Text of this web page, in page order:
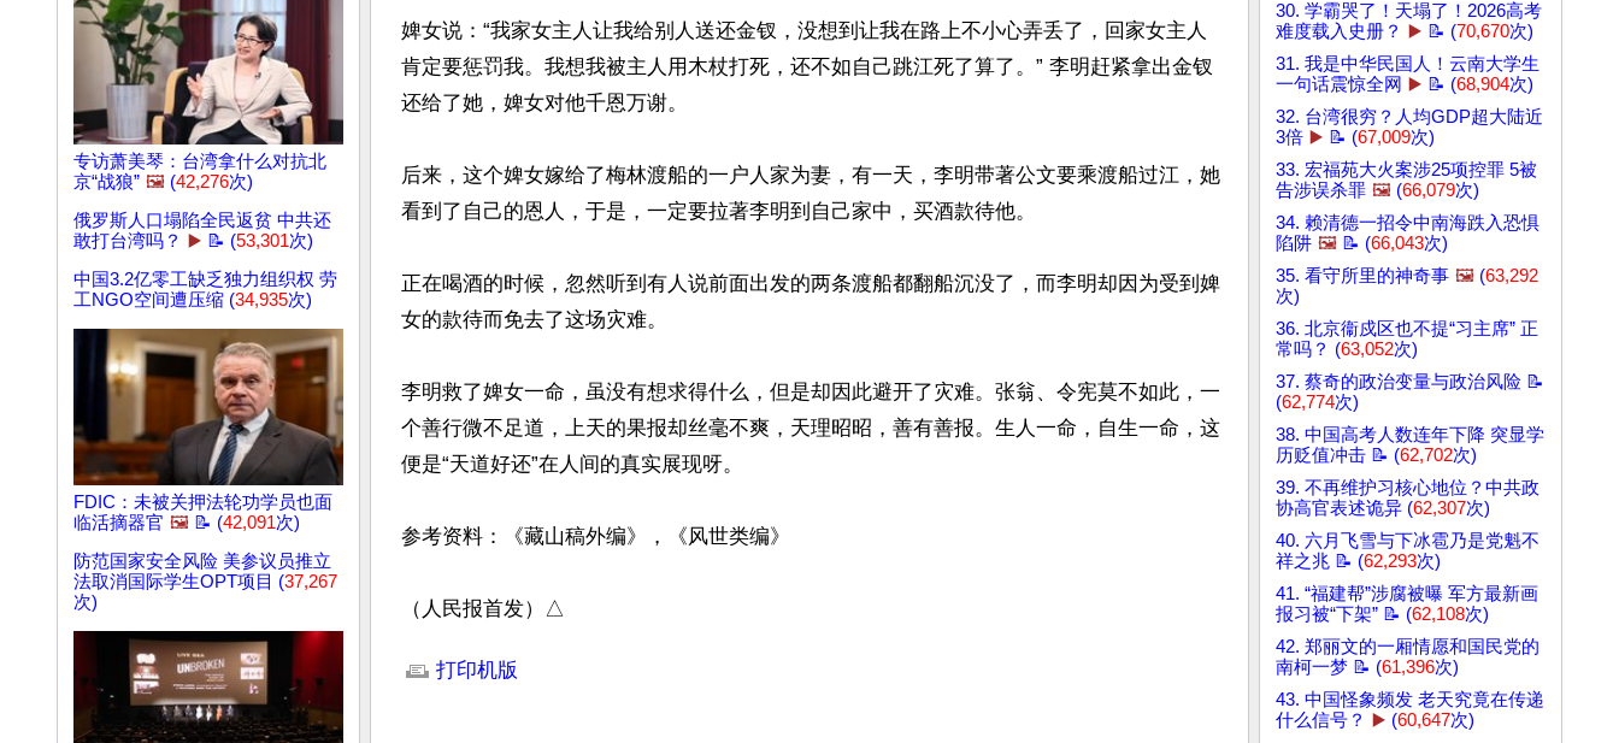
专访萧美琴：台湾拿什么对抗北
京“战狼” 🖼️ (42,276次)
俄罗斯人口塌陷全民返贫 中共还
敢打台湾吗？
▶️ 📝 (53,301次)
中国3.2亿零工缺乏独力组织权 劳
工NGO空间遭压缩 (34,935次)
FDIC：未被关押法轮功学员也面
临活摘器官 🖼️ 📝 (42,091次)
防范国家安全风险 美参议员推立
法取消国际学生OPT项目 (37,267
次)
婢女说：“我家女主人让我给别人送还金钗，没想到让我在路上不小心弄丢了，回家女主人
肯定要惩罚我。我想我被主人用木杖打死，还不如自己跳江死了算了。” 李明赶紧拿出金钗
还给了她，婢女对他千恩万谢。
后来，这个婢女嫁给了梅林渡船的一户人家为妻，有一天，李明带著公文要乘渡船过江，她
看到了自己的恩人，于是，一定要拉著李明到自己家中，买酒款待他。
正在喝酒的时候，忽然听到有人说前面出发的两条渡船都翻船沉没了，而李明却因为受到婢
女的款待而免去了这场灾难。
李明救了婢女一命，虽没有想求得什么，但是却因此避开了灾难。张翁、令宪莫不如此，一
个善行微不足道，上天的果报却丝毫不爽，天理昭昭，善有善报。生人一命，自生一命，这
便是“天道好还”在人间的真实展现呀。
参考资料：《藏山稿外编》，《风世类编》
（人民报首发）△
打印机版
30. 学霸哭了！天塌了！2026高考
难度载入史册？
▶️ 📝 (70,670次)
31. 我是中华民国人！云南大学生
一句话震惊全网 ▶️ 📝 (68,904次)
32. 台湾很穷？人均GDP超大陆近
3倍 ▶️ 📝 (67,009次)
33. 宏福苑大火案涉25项控罪 5被
告涉误杀罪 🖼️ (66,079次)
34. 赖清德一招令中南海跌入恐惧
陷阱 🖼️ 📝 (66,043次)
35. 看守所里的神奇事 🖼️ (63,292
次)
36. 北京衞戍区也不提“习主席” 正
常吗？ (63,052次)
37. 蔡奇的政治变量与政治风险 📝
(62,774次)
38. 中国高考人数连年下降 突显学
历贬值冲击 📝 (62,702次)
39. 不再维护习核心地位？中共政
协高官表述诡异 (62,307次)
40. 六月飞雪与下冰雹乃是党魁不
祥之兆 📝 (62,293次)
41. “福建帮”涉腐被曝 军方最新画
报习被“下架” 📝 (62,108次)
42. 郑丽文的一厢情愿和国民党的
南柯一梦 📝 (61,396次)
43. 中国怪象频发 老天究竟在传递
什么信号？
▶️ (60,647次)